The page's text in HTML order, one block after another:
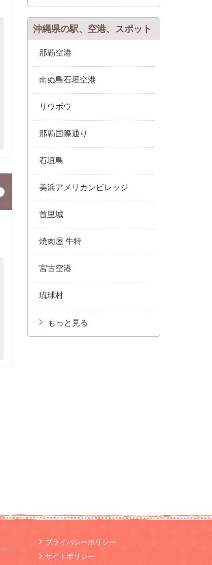
沖縄県の駅、空港、スポット
那覇空港
南ぬ島石垣空港
リウボウ
那覇国際通り
石垣島
美浜アメリカンビレッジ
首里城
焼肉屋 牛特
宮古空港
琉球村
もっと見る
プライバシーポリシー
サイトポリシー